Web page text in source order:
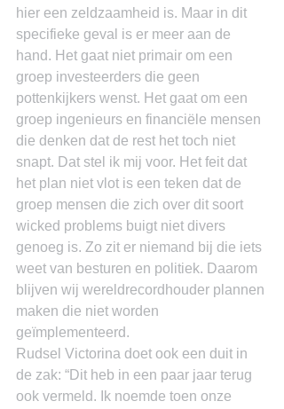
hier een zeldzaamheid is. Maar in dit
specifieke geval is er meer aan de
hand. Het gaat niet primair om een
groep investeerders die geen
pottenkijkers wenst. Het gaat om een
groep ingenieurs en financiële mensen
die denken dat de rest het toch niet
snapt. Dat stel ik mij voor. Het feit dat
het plan niet vlot is een teken dat de
groep mensen die zich over dit soort
wicked problems buigt niet divers
genoeg is. Zo zit er niemand bij die iets
weet van besturen en politiek. Daarom
blijven wij wereldrecordhouder plannen
maken die niet worden
geïmplementeerd.
Rudsel Victorina doet ook een duit in
de zak: “Dit heb in een paar jaar terug
ook vermeld. Ik noemde toen onze